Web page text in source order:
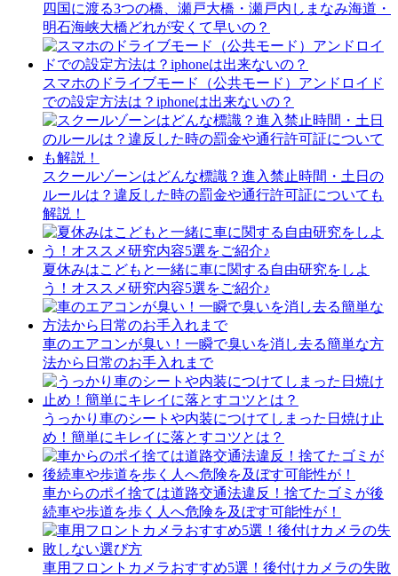
四国に渡る3つの橋、瀬戸大橋・瀬戸内しまなみ海道・
明石海峡大橋どれが安くて早いの？
スマホのドライブモード（公共モード）アンドロイド
での設定方法は？iphoneは出来ないの？
スクールゾーンはどんな標識？進入禁止時間・土日の
ルールは？違反した時の罰金や通行許可証についても
解説！
夏休みはこどもと一緒に車に関する自由研究をしよ
う！オススメ研究内容5選をご紹介♪
車のエアコンが臭い！一瞬で臭いを消し去る簡単な方
法から日常のお手入れまで
うっかり車のシートや内装につけてしまった日焼け止
め！簡単にキレイに落とすコツとは？
車からのポイ捨ては道路交通法違反！捨てたゴミが後
続車や歩道を歩く人へ危険を及ぼす可能性が！
車用フロントカメラおすすめ5選！後付けカメラの失敗